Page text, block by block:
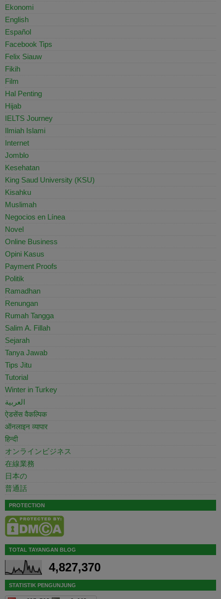
Ekonomi
English
Español
Facebook Tips
Felix Siauw
Fikih
Film
Hal Penting
Hijab
IELTS Journey
Ilmiah Islami
Internet
Jomblo
Kesehatan
King Saud University (KSU)
Kisahku
Muslimah
Negocios en Línea
Novel
Online Business
Opini Kasus
Payment Proofs
Politik
Ramadhan
Renungan
Rumah Tangga
Salim A. Fillah
Sejarah
Tanya Jawab
Tips Jitu
Tutorial
Winter in Turkey
العربية
ऐडसेंस वैकल्पिक
ऑनलाइन व्यापार
हिन्दी
オンラインビジネス
在線業務
日本の
普通話
PROTECTION
TOTAL TAYANGAN BLOG
4,827,370
STATISTIK PENGUNJUNG